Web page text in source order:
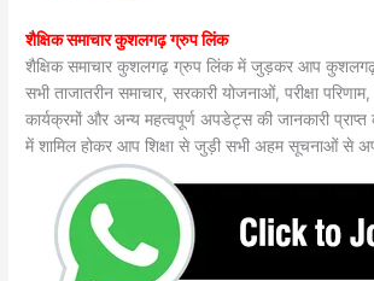
शैक्षिक समाचार कुशलगढ़ ग्रुप लिंक
शैक्षिक समाचार कुशलगढ़ ग्रुप लिंक में जुड़कर आप कुशलगढ़
सभी ताजातरीन समाचार, सरकारी योजनाओं, परीक्षा परिणाम,
कार्यक्रमों और अन्य महत्वपूर्ण अपडेट्स की जानकारी
में शामिल होकर आप शिक्षा से जुड़ी सभी अहम सूचनाओं से